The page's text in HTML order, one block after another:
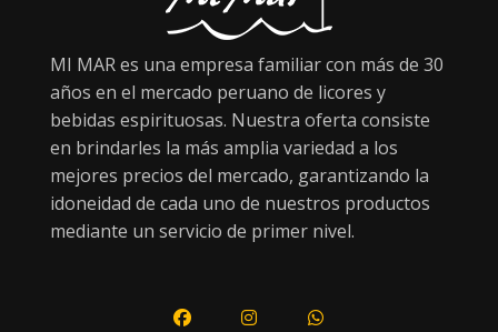
MI MAR es una empresa familiar con más de 30
años en el mercado peruano de licores y
bebidas espirituosas. Nuestra oferta consiste
en brindarles la más amplia variedad a los
mejores precios del mercado, garantizando la
idoneidad de cada uno de nuestros productos
mediante un servicio de primer nivel.